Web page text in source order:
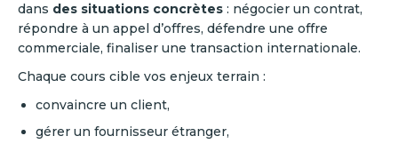
dans des situations concrètes : négocier un contrat,
répondre à un appel d’offres, défendre une offre
commerciale, finaliser une transaction internationale.
Chaque cours cible vos enjeux terrain :
convaincre un client,
gérer un fournisseur étranger,